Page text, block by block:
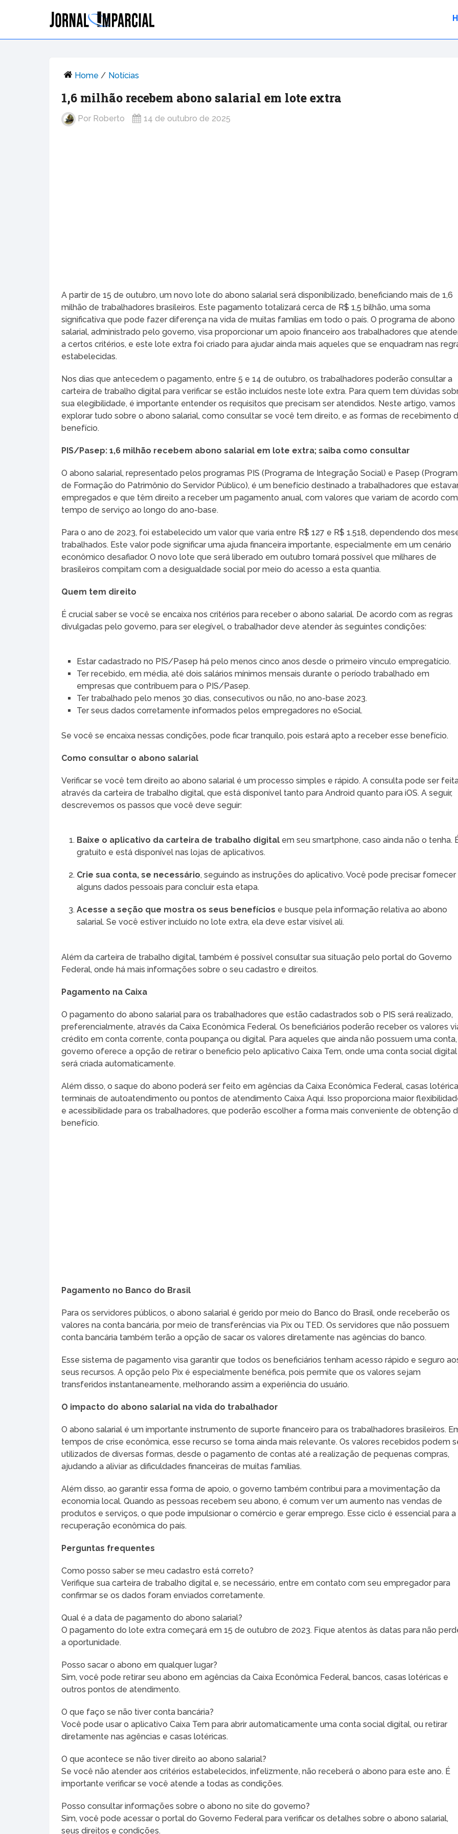
Home / Notícias
1,6 milhão recebem abono salarial em lote extra
Por Roberto 14 de outubro de 2025
A partir de 15 de outubro, um novo lote do abono salarial será disponibilizado, beneficiando mais de 1,6
milhão de trabalhadores brasileiros. Este pagamento totalizará cerca de R$ 1,5 bilhão, uma soma
significativa que pode fazer diferença na vida de muitas famílias em todo o país. O programa de abono
salarial, administrado pelo governo, visa proporcionar um apoio financeiro aos trabalhadores que
a certos critérios, e este lote extra foi criado para ajudar ainda mais aqueles que se enquadram nas
estabelecidas.
Nos dias que antecedem o pagamento, entre 5 e 14 de outubro, os trabalhadores poderão consultar a
carteira de trabalho digital para verificar se estão incluídos neste lote extra. Para quem tem dúvidas
sua elegibilidade, é importante entender os requisitos que precisam ser atendidos. Neste artigo, vamos
explorar tudo sobre o abono salarial, como consultar se você tem direito, e as formas de recebimento
benefício.
PIS/Pasep: 1,6 milhão recebem abono salarial em lote extra; saiba como consultar
O abono salarial, representado pelos programas PIS (Programa de Integração Social) e Pasep
de Formação do Patrimônio do Servidor Público), é um benefício destinado a trabalhadores que
empregados e que têm direito a receber um pagamento anual, com valores que variam de acordo
tempo de serviço ao longo do ano-base.
Para o ano de 2023, foi estabelecido um valor que varia entre R$ 127 e R$ 1.518, dependendo dos
trabalhados. Este valor pode significar uma ajuda financeira importante, especialmente em um cenário
econômico desafiador. O novo lote que será liberado em outubro tornará possível que milhares de
brasileiros compitam com a desigualdade social por meio do acesso a esta quantia.
Quem tem direito
É crucial saber se você se encaixa nos critérios para receber o abono salarial. De acordo com as regras
divulgadas pelo governo, para ser elegível, o trabalhador deve atender às seguintes condições:
Estar cadastrado no PIS/Pasep há pelo menos cinco anos desde o primeiro vínculo empregatício.
Ter recebido, em média, até dois salários mínimos mensais durante o período trabalhado em
empresas que contribuem para o PIS/Pasep.
Ter trabalhado pelo menos 30 dias, consecutivos ou não, no ano-base 2023.
Ter seus dados corretamente informados pelos empregadores no eSocial.
Se você se encaixa nessas condições, pode ficar tranquilo, pois estará apto a receber esse benefício.
Como consultar o abono salarial
Verificar se você tem direito ao abono salarial é um processo simples e rápido. A consulta pode ser
através da carteira de trabalho digital, que está disponível tanto para Android quanto para iOS. A seguir,
descrevemos os passos que você deve seguir:
Baixe o aplicativo da carteira de trabalho digital em seu smartphone, caso ainda não o tenha.
gratuito e está disponível nas lojas de aplicativos.
Crie sua conta, se necessário, seguindo as instruções do aplicativo. Você pode precisar fornecer
alguns dados pessoais para concluir esta etapa.
Acesse a seção que mostra os seus benefícios e busque pela informação relativa ao abono
salarial. Se você estiver incluído no lote extra, ela deve estar visível ali.
Além da carteira de trabalho digital, também é possível consultar sua situação pelo portal do Governo
Federal, onde há mais informações sobre o seu cadastro e direitos.
Pagamento na Caixa
O pagamento do abono salarial para os trabalhadores que estão cadastrados sob o PIS será realizado,
preferencialmente, através da Caixa Econômica Federal. Os beneficiários poderão receber os valores
crédito em conta corrente, conta poupança ou digital. Para aqueles que ainda não possuem uma
governo oferece a opção de retirar o beneficio pelo aplicativo Caixa Tem, onde uma conta social digital
será criada automaticamente.
Além disso, o saque do abono poderá ser feito em agências da Caixa Econômica Federal, casas
terminais de autoatendimento ou pontos de atendimento Caixa Aqui. Isso proporciona maior
e acessibilidade para os trabalhadores, que poderão escolher a forma mais conveniente de obtenção
benefício.
Pagamento no Banco do Brasil
Para os servidores públicos, o abono salarial é gerido por meio do Banco do Brasil, onde receberão os
valores na conta bancária, por meio de transferências via Pix ou TED. Os servidores que não possuem
conta bancária também terão a opção de sacar os valores diretamente nas agências do banco.
Esse sistema de pagamento visa garantir que todos os beneficiários tenham acesso rápido e seguro
seus recursos. A opção pelo Pix é especialmente benéfica, pois permite que os valores sejam
transferidos instantaneamente, melhorando assim a experiência do usuário.
O impacto do abono salarial na vida do trabalhador
O abono salarial é um importante instrumento de suporte financeiro para os trabalhadores brasileiros.
tempos de crise econômica, esse recurso se torna ainda mais relevante. Os valores recebidos podem
utilizados de diversas formas, desde o pagamento de contas até a realização de pequenas compras,
ajudando a aliviar as dificuldades financeiras de muitas famílias.
Além disso, ao garantir essa forma de apoio, o governo também contribui para a movimentação da
economia local. Quando as pessoas recebem seu abono, é comum ver um aumento nas vendas de
produtos e serviços, o que pode impulsionar o comércio e gerar emprego. Esse ciclo é essencial para a
recuperação econômica do país.
Perguntas frequentes
Como posso saber se meu cadastro está correto?
Verifique sua carteira de trabalho digital e, se necessário, entre em contato com seu empregador para
confirmar se os dados foram enviados corretamente.
Qual é a data de pagamento do abono salarial?
O pagamento do lote extra começará em 15 de outubro de 2023. Fique atentos às datas para não
a oportunidade.
Posso sacar o abono em qualquer lugar?
Sim, você pode retirar seu abono em agências da Caixa Econômica Federal, bancos, casas lotéricas e
outros pontos de atendimento.
O que faço se não tiver conta bancária?
Você pode usar o aplicativo Caixa Tem para abrir automaticamente uma conta social digital, ou retirar
diretamente nas agências e casas lotéricas.
O que acontece se não tiver direito ao abono salarial?
Se você não atender aos critérios estabelecidos, infelizmente, não receberá o abono para este ano. É
importante verificar se você atende a todas as condições.
Posso consultar informações sobre o abono no site do governo?
Sim, você pode acessar o portal do Governo Federal para verificar os detalhes sobre o abono salarial,
seus direitos e condições.